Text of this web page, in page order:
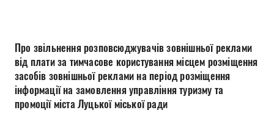
Документи
Про звільнення розповсюджувачів зовнішньої реклами
від плати за тимчасове користування місцем розміщення
засобів зовнішньої реклами на період розміщення
інформації на замовлення управління туризму та
промоції міста Луцької міської ради